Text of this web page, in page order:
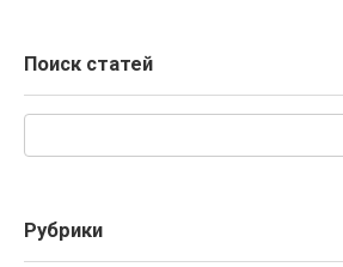
Поиск статей
Рубрики